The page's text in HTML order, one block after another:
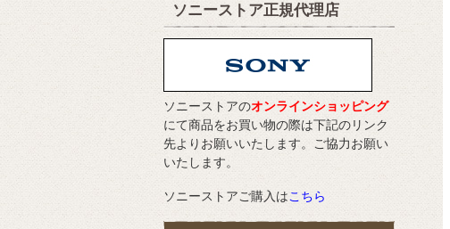
ソニーストア正規代理店
ソニーストアのオンラインショッピング
にて商品をお買い物の際は下記のリンク
先よりお願いいたします。ご協力お願い
いたします。
ソニーストアご購入はこちら